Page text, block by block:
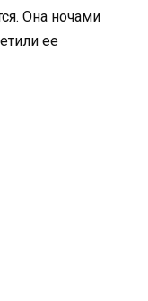
Она ночами
ее